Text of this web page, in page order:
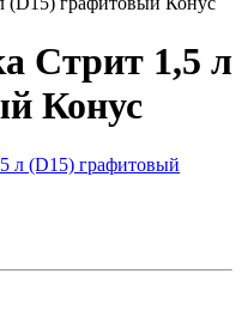
Стрит 1,5 л
Конус